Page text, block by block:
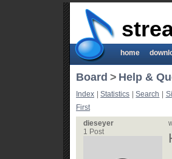
home
Board > Help &
Index Statistics Search
First
dieseyer
1 Post